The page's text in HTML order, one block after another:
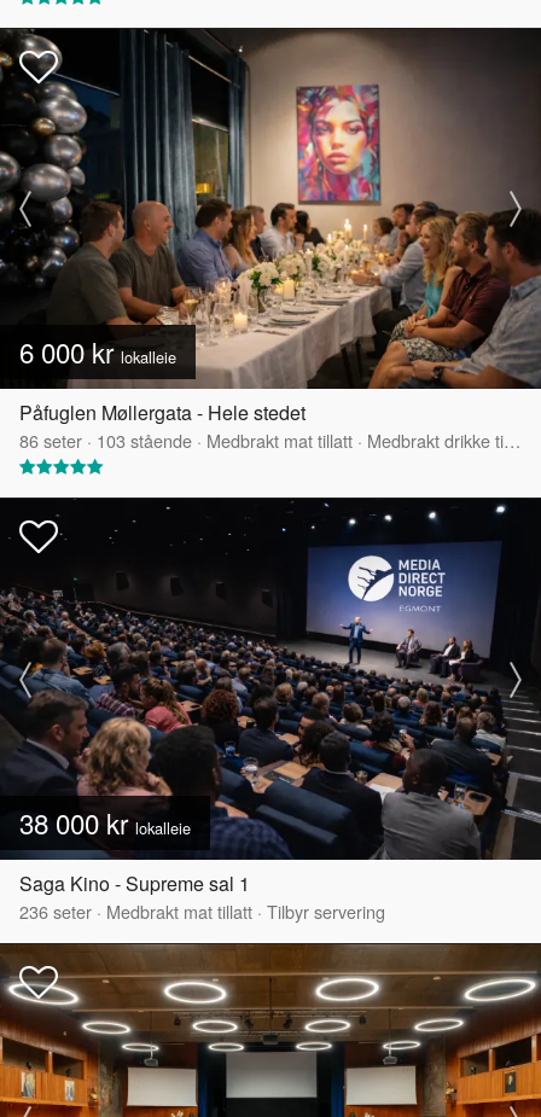
6 000 kr lokalleie
Påfuglen Møllergata - Hele stedet
86seter · 103 stående · Medbrakt mat tillatt · Medbrakt drikke tillatt
38 000 kr lokalleie
Saga Kino - Supreme sal 1
236seter · Medbrakt mat tillatt · Tilbyr servering